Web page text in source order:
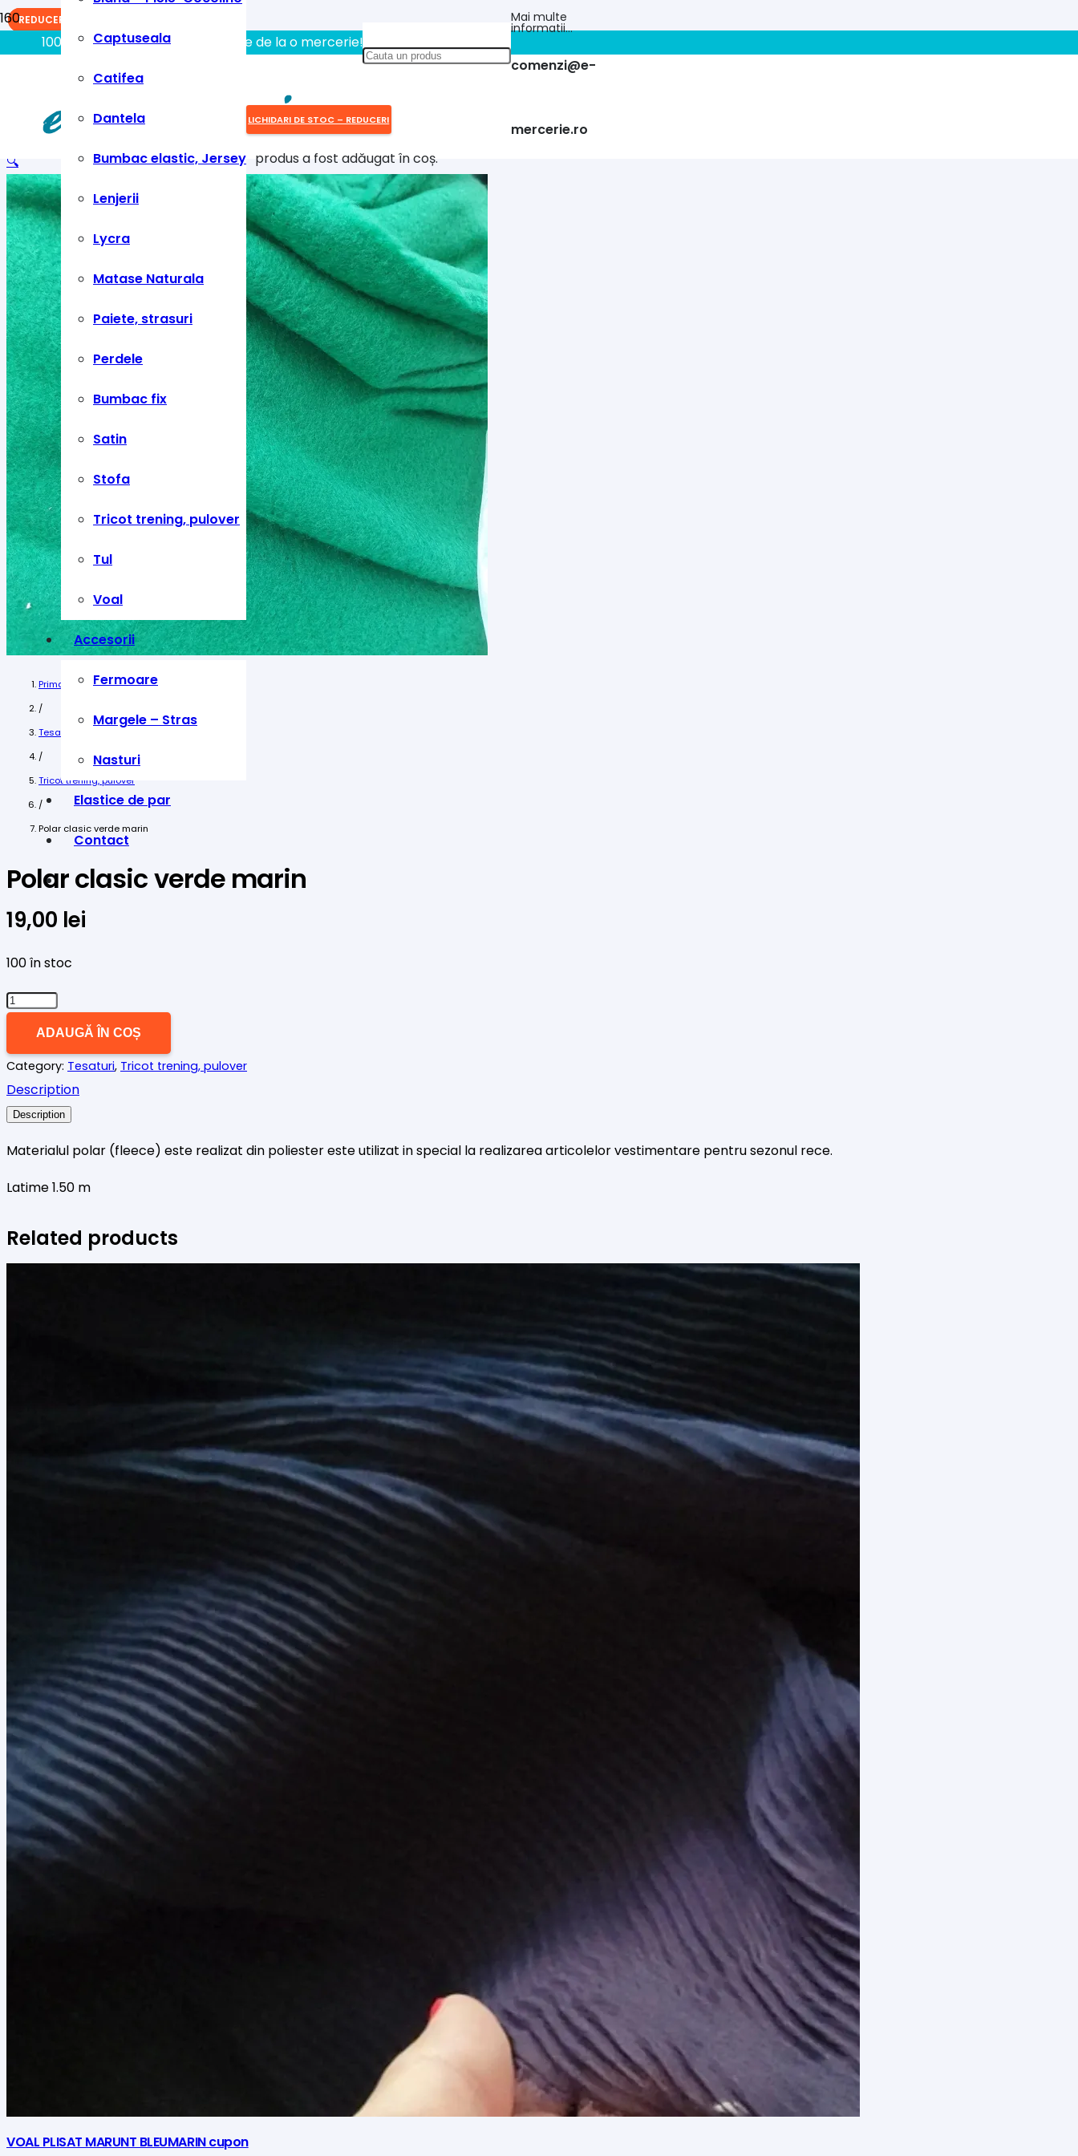
100% aici gasiti tot ce aveti nevoie de la o mercerie!!
Mai multe
informatii…
comenzi@e-
mercerie.ro
Captuseala
Catifea
Dantela
Bumbac elastic, Jersey
Lenjerii
Lycra
Matase Naturala
Paiete, strasuri
Perdele
Bumbac fix
Satin
Stofa
Tricot trening, pulover
Tul
Voal
Accesorii
Fermoare
Margele – Stras
Nasturi
Elastice de par
Contact
LICHIDARI DE STOC – REDUCERI
produsa fost adăugat în coș.
🔍
Prima pagină
/
Tesaturi
/
Tricot trening, pulover
/
Polar clasic verde marin
Polar clasic verde marin
19,00 lei
100 în stoc
Cantitate
clasic
verde
marin
ADAUGĂ ÎN COȘ
Category: Tesaturi, Tricot trening, pulover
Description
Description
Materialul polar (fleece) este realizat din poliester este utilizat in special la realizarea articolelor vestimentare pentru sezonul rece.
Latime 1.50 m
Related products
REDUCERI!
VOAL PLISAT MARUNT BLEUMARIN cupon
REDUCERI!
REDUCERI!